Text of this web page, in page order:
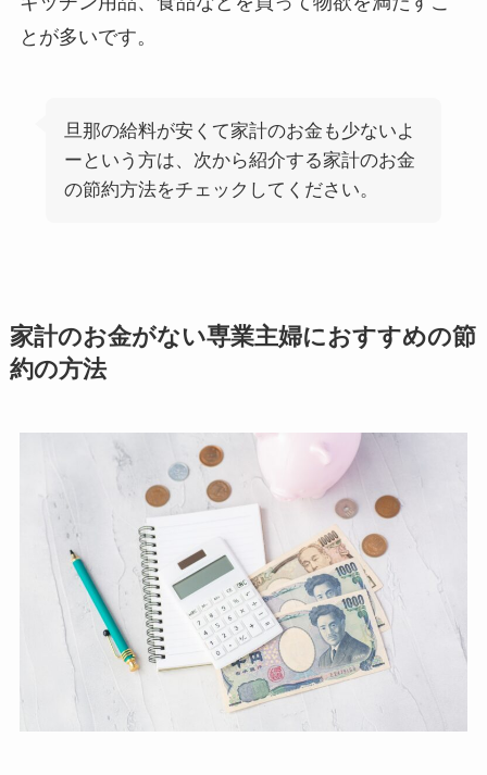
とが多いです。
旦那の給料が安くて家計のお金も少ないよ
ーという方は、次から紹介する家計のお金
の節約方法をチェックしてください。
家計のお金がない専業主婦におすすめの節
約の方法